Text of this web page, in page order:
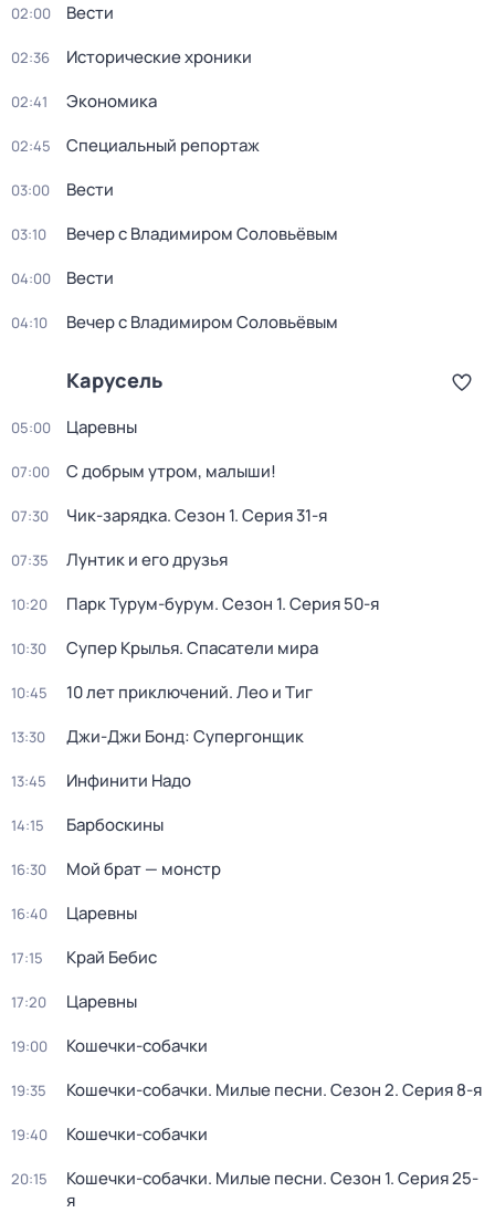
02:00 Вести
02:36 Исторические хроники
02:41 Экономика
02:45 Специальный репортаж
03:00 Вести
03:10 Вечер с Владимиром Соловьёвым
04:00 Вести
04:10 Вечер с Владимиром Соловьёвым
Карусель
05:00 Царевны
07:00 С добрым утром, малыши!
07:30 Чик-зарядка. Сезон 1. Серия 31-я
07:35 Лунтик и его друзья
10:20 Парк Турум-бурум. Сезон 1. Серия 50-я
10:30 Супер Крылья. Спасатели мира
10:45 10 лет приключений. Лео и Тиг
13:30 Джи-Джи Бонд: Супергонщик
13:45 Инфинити Надо
14:15 Барбоскины
16:30 Мой брат — монстр
16:40 Царевны
17:15 Край Бебис
17:20 Царевны
19:00 Кошечки-собачки
19:35 Кошечки-собачки. Милые песни. Сезон 2. Серия 8-я
19:40 Кошечки-собачки
20:15 Кошечки-собачки. Милые песни. Сезон 1. Серия 25-
я